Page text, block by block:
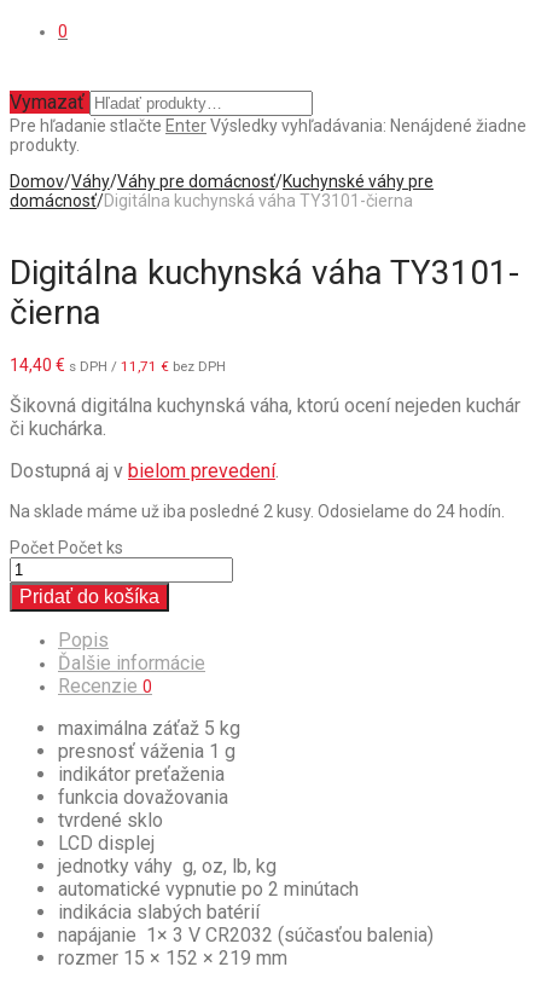
0
Vymazať
Pre hľadanie stlačte EnterVýsledky vyhľadávania: Nenájdené žiadne
produkty.
Domov/Váhy/Váhy pre domácnosť/Kuchynské váhy pre
domácnosť/Digitálna kuchynská váha TY3101-čierna
Digitálna kuchynská váha TY3101-
čierna
14,40 € s DPH / 11,71 € bez DPH
Šikovná digitálna kuchynská váha, ktorú ocení nejeden kuchár
či kuchárka.
Dostupná aj v bielom prevedení.
Na sklade máme už iba posledné 2 kusy. Odosielame do 24 hodín.
PočetPočet ks
Pridať do košíka
Popis
Ďalšie informácie
Recenzie 0
maximálna záťaž 5 kg
presnosť váženia 1 g
indikátor preťaženia
funkcia dovažovania
tvrdené sklo
LCD displej
jednotky váhy g, oz, lb, kg
automatické vypnutie po 2 minútach
indikácia slabých batérií
napájanie 1× 3 V CR2032 (súčasťou balenia)
rozmer 15 × 152 × 219 mm